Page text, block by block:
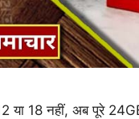
या 18 नहीं, अब पूरे